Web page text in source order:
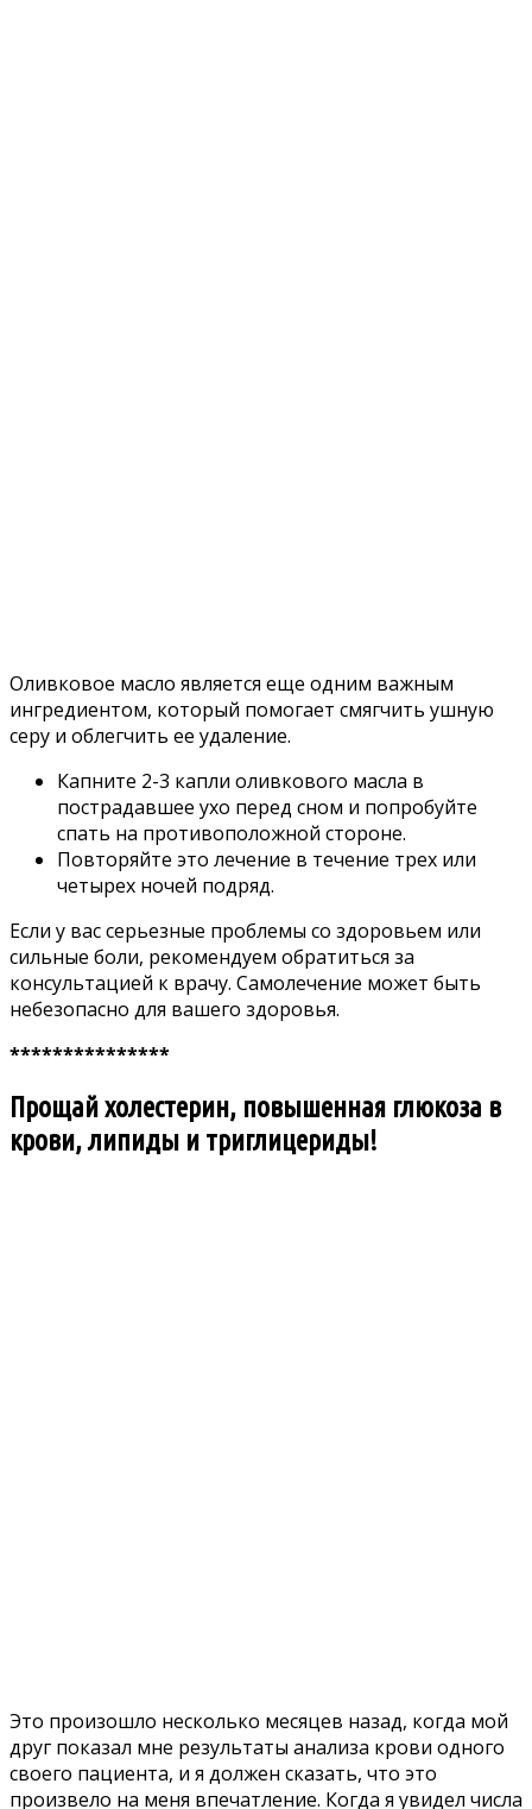
Оливковое масло является еще одним важным
ингредиентом, который помогает смягчить ушную
серу и облегчить ее удаление.
Капните 2-3 капли оливкового масла в
пострадавшее ухо перед сном и попробуйте
спать на противоположной стороне.
Повторяйте это лечение в течение трех или
четырех ночей подряд.
Если у вас серьезные проблемы со здоровьем или
сильные боли, рекомендуем обратиться за
консультацией к врачу. Самолечение может быть
небезопасно для вашего здоровья.
***************
Прощай холестерин, повышенная глюкоза в
крови, липиды и триглицериды!
Это произошло несколько месяцев назад, когда мой
друг показал мне результаты анализа крови одного
своего пациента, и я должен сказать, что это
произвело на меня впечатление. Когда я увидел числа